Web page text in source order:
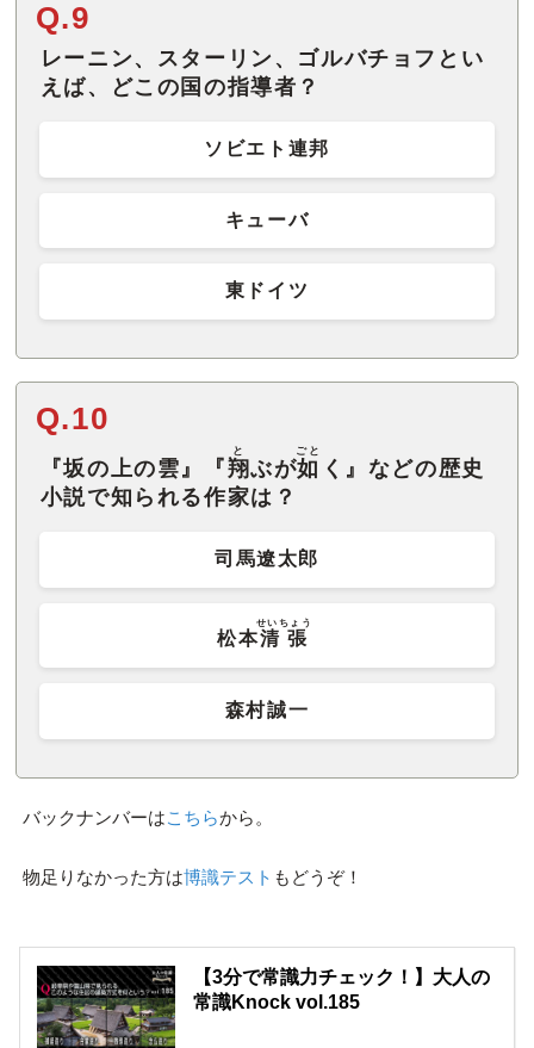
Q.9
レーニン、スターリン、ゴルバチョフとい
えば、どこの国の指導者？
ソビエト連邦
キューバ
東ドイツ
Q.10
『坂の上の雲』『翔
と
ぶが如
ごと
く』などの歴史
小説で知られる作家は？
司馬遼太郎
松本清張
せいちょう
森村誠一
バックナンバーはこちらから。
物足りなかった方は博識テスト もどうぞ！
【3分で常識力チェック！】大人の
常識Knock vol.185